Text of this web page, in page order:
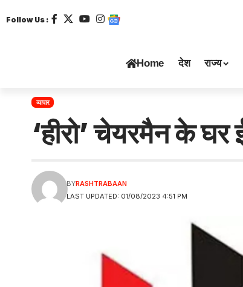
Follow Us :
Home देश राज्य
व्यापार
‘हीरो’ चेयरमैन के घर
LAST UPDATED: 01/08/2023 4:51 PM
BYRASHTRABAAN